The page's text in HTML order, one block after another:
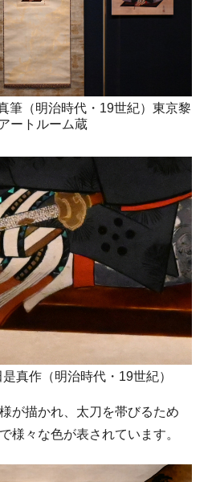
（明治時代・19世紀）東京黎
ートルーム蔵
真作（明治時代・19世紀）
が描かれ、太刀を帯びるため
様々な色が表されています。